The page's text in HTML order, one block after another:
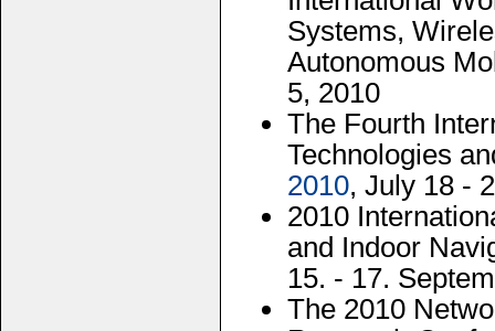
Systems,
Autonomous
5, 2010
The Fourth
Technologies
2010, July 18 -
2010
and Indoor
15. - 17.
The 2010